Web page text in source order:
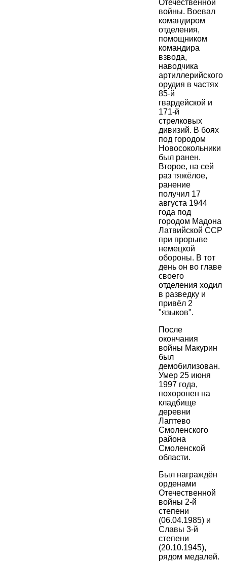
Отечественной
войны. Воевал
командиром
отделения,
помощником
командира
взвода,
наводчика
артиллерийского
орудия в частях
85-й
гвардейской и
171-й
стрелковых
дивизий. В боях
под городом
Новосокольники
был ранен.
Второе, на сей
раз тяжёлое,
ранение
получил 17
августа 1944
года под
городом Мадона
Латвийской ССР
при прорыве
немецкой
обороны. В тот
день он во главе
своего
отделения ходил
в разведку и
привёл 2
"языков".
После
окончания
войны Макурин
был
демобилизован.
Умер 25 июня
1997 года,
похоронен на
кладбище
деревни
Лаптево
Смоленского
района
Смоленской
области.
Был награждён
орденами
Отечественной
войны 2-й
степени
(06.04.1985) и
Славы 3-й
степени
(20.10.1945),
рядом медалей.